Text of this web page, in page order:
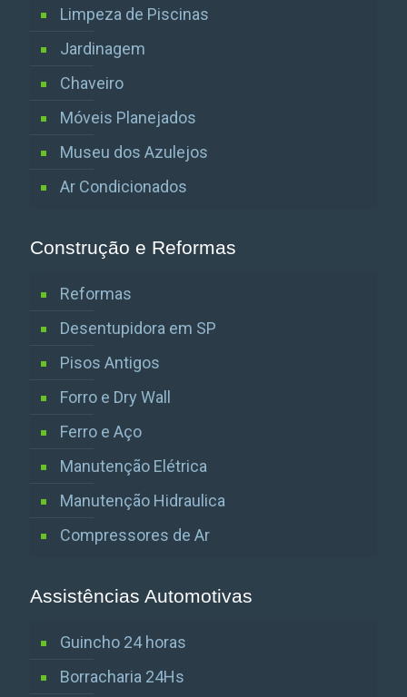
Limpeza de Piscinas
Jardinagem
Chaveiro
Móveis Planejados
Museu dos Azulejos
Ar Condicionados
Construção e Reformas
Reformas
Desentupidora em SP
Pisos Antigos
Forro e Dry Wall
Ferro e Aço
Manutenção Elétrica
Manutenção Hidraulica
Compressores de Ar
Assistências Automotivas
Guincho 24 horas
Borracharia 24Hs